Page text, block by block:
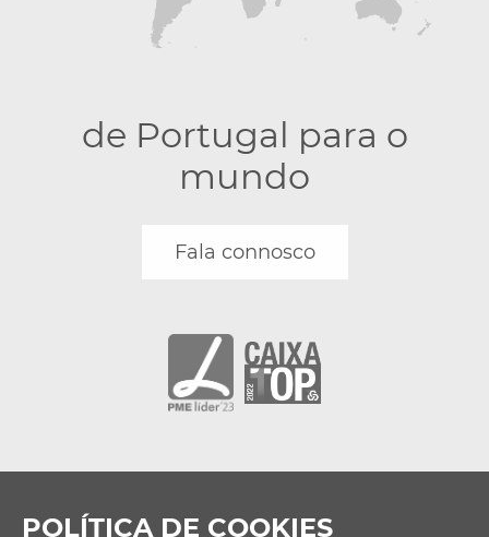
de Portugal para o
mundo
Fala connosco
POLÍTICA DE COOKIES